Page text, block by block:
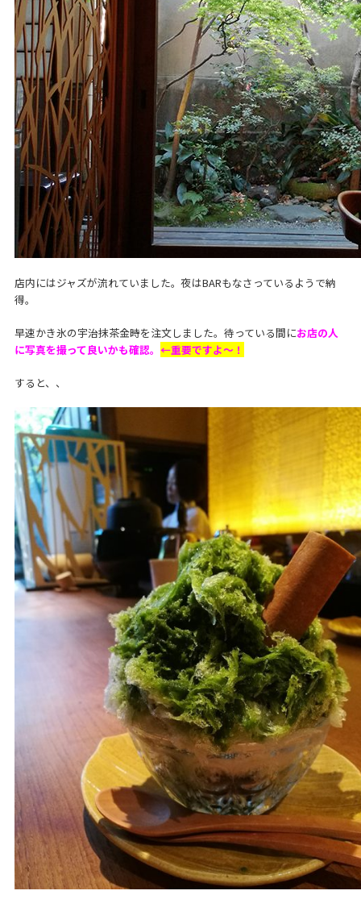
店内にはジャズが流れていました。夜はBARもなさっているようで納
得。
早速かき氷の宇治抹茶金時を注文しました。待っている間にお店の人
に写真を撮って良いかも確認。 ←重要ですよ～！
すると、、